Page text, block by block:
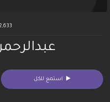
استمع للكل